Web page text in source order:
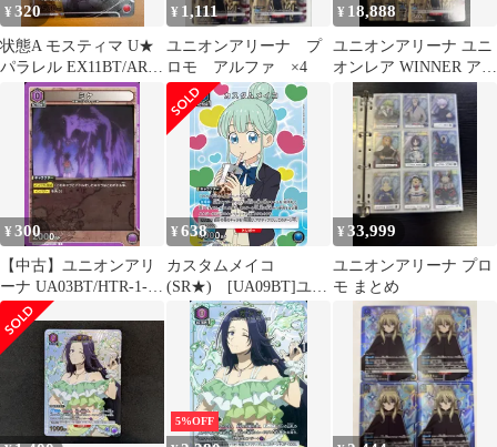
¥320
状態A モスティマ U★
パラレル EX11BT/ARK-
2-062 ユニオンアリー
ナ アークナイツ
¥ 1,111
ユニオンアリーナ プ
ロモ アルファ ×4
¥ 18,888
ユニオンアリーナ ユニ
オンレア WINNER アル
ファ おまけ付き
¥300
【中古】ユニオンアリ
ーナ UA03BT/HTR-1-
059[C]：ミケ
¥638
カスタムメイコ
(SR★) [UA09BT]ユニ
オンアリーナ
¥33,999
ユニオンアリーナ プロ
モ まとめ
5%OFF